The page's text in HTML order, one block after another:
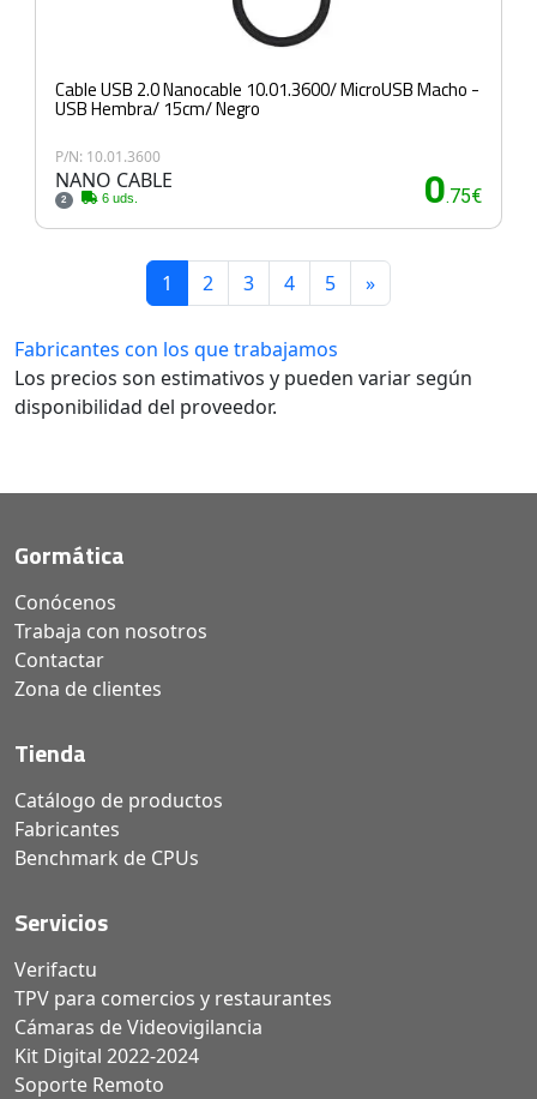
Cable USB 2.0 Nanocable 10.01.3600/ MicroUSB Macho -
USB Hembra/ 15cm/ Negro
P/N: 10.01.3600
NANO CABLE
2 6 uds. 0.75€
1 2 3 4 5 »
Fabricantes con los que trabajamos
Los precios son estimativos y pueden variar según
disponibilidad del proveedor.
Gormática
Conócenos
Trabaja con nosotros
Contactar
Zona de clientes
Tienda
Catálogo de productos
Fabricantes
Benchmark de CPUs
Servicios
Verifactu
TPV para comercios y restaurantes
Cámaras de Videovigilancia
Kit Digital 2022-2024
Soporte Remoto